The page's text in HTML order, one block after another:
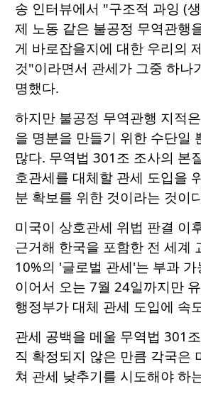
송 인터뷰에서 "구조적 과잉 (
제 노동 같은 불공정 무역관행
게 바로잡을지에 대한 우리의
것"이라면서 관세가 그중 하나
명했다.
하지만 불공정 무역관행 지적
을 명분을 만들기 위한 수단일
많다. 무역법 301조 조사의 본
호관세를 대체할 관세 도입을
분 확보를 위한 것이라는 것이
미국이 상호관세 위법 판결 이
근거해 한국을 포함한 전 세계
10%의 '글로벌 관세'는 부과
이어서 오는 7월 24일까지만
행정부가 대체 관세 도입에 속
관세 공백을 메울 무역법 301
직 확정되지 않은 만큼 각국은
쳐 관세 낮추기를 시도해야 하